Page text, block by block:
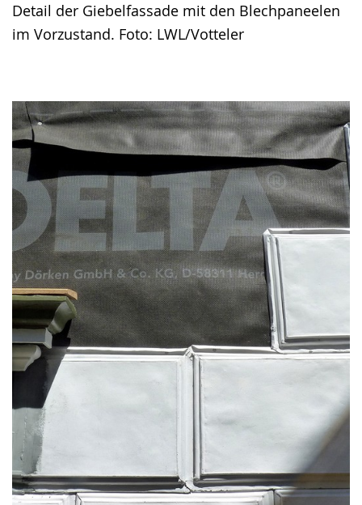
Detail der Giebelfassade mit den Blechpaneelen
im Vorzustand. Foto: LWL/Votteler